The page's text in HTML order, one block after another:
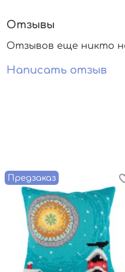
Отзывы
Отзывов еще никто
Написать отзыв
Предзаказ